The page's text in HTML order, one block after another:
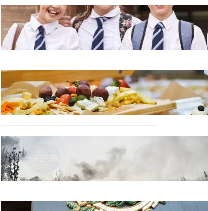
ИКОНОМИКА
Колко ще струват
училищните униформи във
Варна тази година
От август се променят
осигурителните вноски за
седем икономически
дейности
Пожарите в България не
спират: 141 огнища за
последното денонощие
БЪЛГАРИЯ